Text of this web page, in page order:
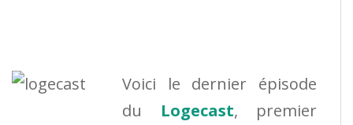
Voici le dernier épisode
du Logecast, premier